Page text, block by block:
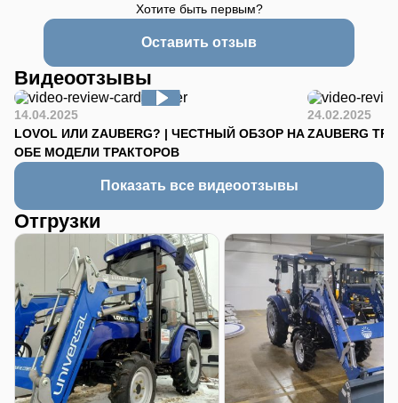
Хотите быть первым?
Оставить отзыв
Видеоотзывы
14.04.2025
LOVOL ИЛИ ZAUBERG? | ЧЕСТНЫЙ ОБЗОР НА
ОБЕ МОДЕЛИ ТРАКТОРОВ
24.02.2025
ZAUBERG
Показать все видеоотзывы
Отгрузки